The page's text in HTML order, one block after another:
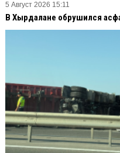
5 Август 2026 15:11
В Хырдалане обрушился